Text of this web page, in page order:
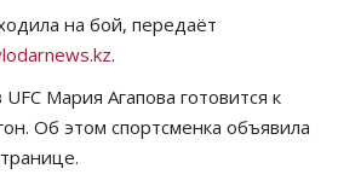
на бой, передаёт
.
Мария Агапова готовится к
Об этом спортсменка объявила